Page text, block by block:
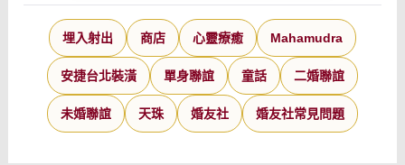
埋入射出 商店 心靈療癒 Mahamudra
安捷台北裝潢 單身聯誼 童話 二婚聯誼
未婚聯誼 天珠 婚友社 婚友社常見問題